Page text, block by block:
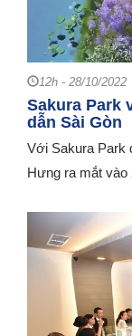
12h - 28/10/2022
Sakura Park
dẫn Sài Gòn
Với Sakura Park
Hưng ra mắt vào